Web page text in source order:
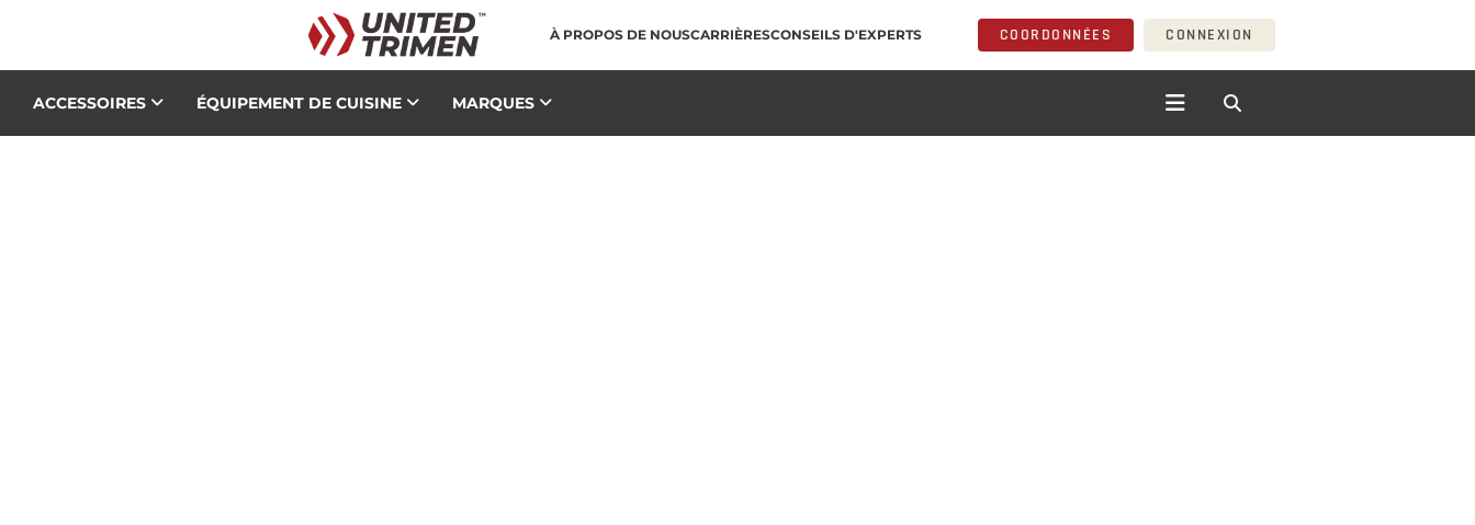
À PROPOS DE NOUSCARRIÈRESCONSEILS D'EXPERTS COORDONNÉES CONNEXION
ACCESSOIRES ÉQUIPEMENT DE CUISINE MARQUES